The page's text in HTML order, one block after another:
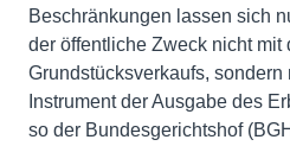
Beschränkungen lassen sich
der öffentliche Zweck nicht mit
Grundstücksverkaufs,
Instrument der Ausgabe des
so der Bundesgerichtshof